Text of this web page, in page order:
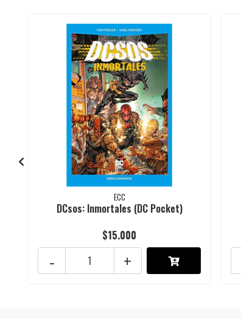
ECC
DCsos: Inmortales (DC Pocket)
$15.000
+
-